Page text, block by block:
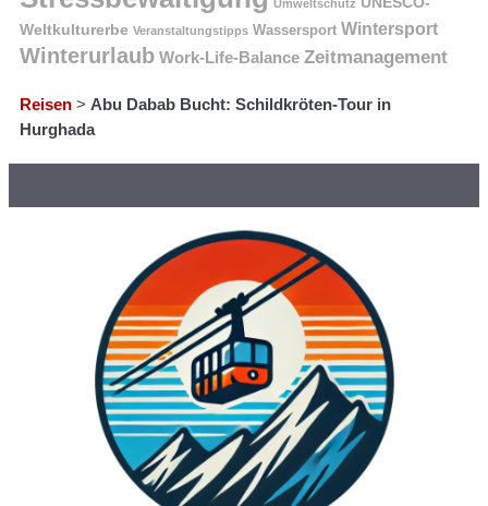
Umweltschutz
Weltkulturerbe Veranstaltungstipps Wassersport Wintersport
Winterurlaub Work-Life-Balance Zeitmanagement
Reisen > Abu Dabab Bucht: Schildkröten-Tour in
Hurghada